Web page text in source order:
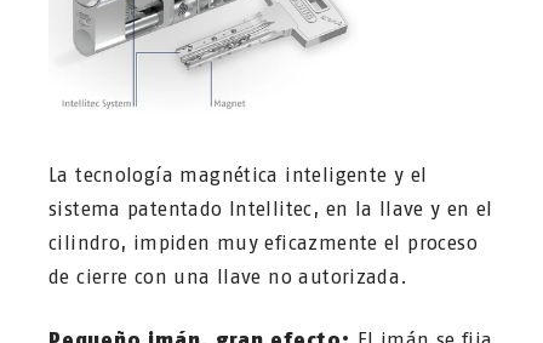
La tecnología magnética inteligente y el
sistema patentado Intellitec, en la llave y en el
cilindro, impiden muy eficazmente el proceso
de cierre con una llave no autorizada.